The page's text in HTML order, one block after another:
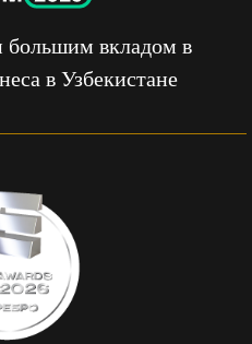
большим вкладом в
в Узбекистане